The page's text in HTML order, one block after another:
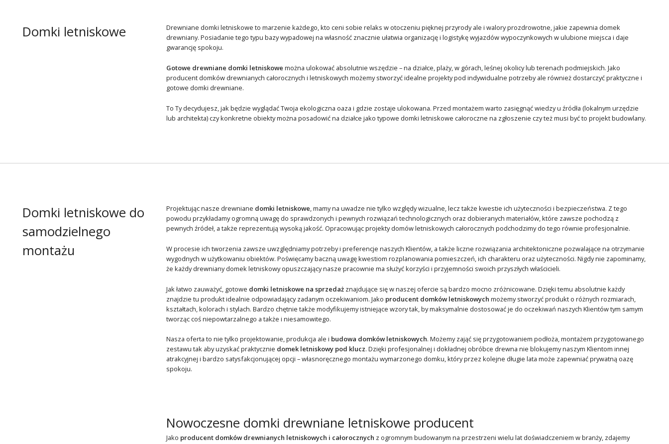
Domki letniskowe
Drewniane domki letniskowe to marzenie każdego, kto ceni sobie relaks w otoczeniu pięknej przyrody ale i walory prozdrowotne, jakie zapewnia domek
drewniany. Posiadanie tego typu bazy wypadowej na własność znacznie ułatwia organizację i logistykę wyjazdów wypoczynkowych w ulubione miejsca i daje
gwarancję spokoju.
Gotowe drewniane domki letniskowe można ulokować absolutnie wszędzie – na działce, plaży, w górach, leśnej okolicy lub terenach podmiejskich. Jako
producent domków drewnianych całorocznych i letniskowych możemy stworzyć idealne projekty pod indywidualne potrzeby ale również dostarczyć praktyczne i
gotowe domki drewniane.
To Ty decydujesz, jak będzie wyglądać Twoja ekologiczna oaza i gdzie zostaje ulokowana. Przed montażem warto zasięgnąć wiedzy u źródła (lokalnym urzędzie
lub architekta) czy konkretne obiekty można posadowić na działce jako typowe domki letniskowe całoroczne na zgłoszenie czy też musi być to projekt budowlany.
Domki letniskowe do
samodzielnego
montażu
Projektując nasze drewniane domki letniskowe, mamy na uwadze nie tylko względy wizualne, lecz także kwestie ich użyteczności i bezpieczeństwa. Z tego
powodu przykładamy ogromną uwagę do sprawdzonych i pewnych rozwiązań technologicznych oraz dobieranych materiałów, które zawsze pochodzą z
pewnych źródeł, a także reprezentują wysoką jakość. Opracowując projekty domów letniskowych całorocznych podchodzimy do tego równie profesjonalnie.
W procesie ich tworzenia zawsze uwzględniamy potrzeby i preferencje naszych Klientów, a także liczne rozwiązania architektoniczne pozwalające na otrzymanie
wygodnych w użytkowaniu obiektów. Poświęcamy baczną uwagę kwestiom rozplanowania pomieszczeń, ich charakteru oraz użyteczności. Nigdy nie zapominamy,
że każdy drewniany domek letniskowy opuszczający nasze pracownie ma służyć korzyści i przyjemności swoich przyszłych właścicieli.
Jak łatwo zauważyć, gotowe domki letniskowe na sprzedażznajdujące się w naszej ofercie są bardzo mocno zróżnicowane. Dzięki temu absolutnie każdy
znajdzie tu produkt idealnie odpowiadający zadanym oczekiwaniom. Jako producent domków letniskowych możemy stworzyć produkt o różnych rozmiarach,
kształtach, kolorach i stylach. Bardzo chętnie także modyfikujemy istniejące wzory tak, by maksymalnie dostosować je do oczekiwań naszych Klientów tym samym
tworząc coś niepowtarzalnego a także i niesamowitego.
Nasza oferta to nie tylko projektowanie, produkcja ale i budowa domków letniskowych. Możemy zająć się przygotowaniem podłoża, montażem przygotowanego
zestawu tak aby uzyskać praktycznie domek letniskowy pod klucz. Dzięki profesjonalnej i dokładnej obróbce drewna nie blokujemy naszym Klientom innej
atrakcyjnej i bardzo satysfakcjonującej opcji – własnoręcznego montażu wymarzonego domku, który przez kolejne długie lata może zapewniać prywatną oazę
spokoju.
Nowoczesne domki drewniane letniskowe producent
Jako producent domków drewnianych letniskowych i całorocznych z ogromnym budowanym na przestrzeni wielu lat doświadczeniem w branży, zdajemy